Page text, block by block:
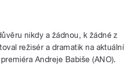
nikdy a žádnou, k žádné z
režisér a dramatik na aktuální
Andreje Babiše (ANO).